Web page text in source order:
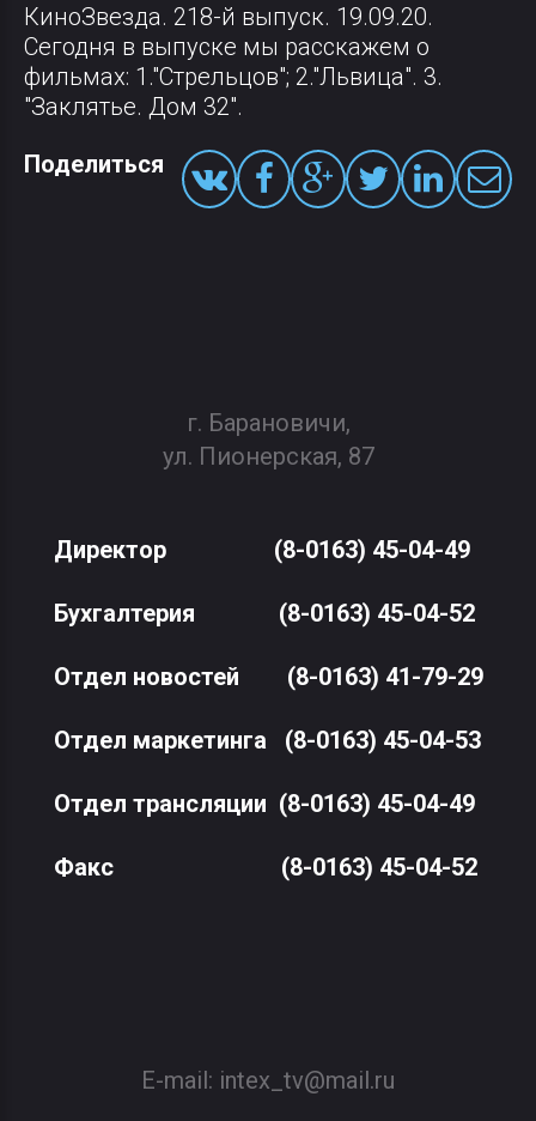
КиноЗвезда. 218-й выпуск. 19.09.20.
Сегодня в выпуске мы расскажем о
фильмах: 1."Стрельцов"; 2."Львица". 3.
"Заклятье. Дом 32".
Поделиться
г. Барановичи,
ул. Пионерская, 87
Директор (8-0163) 45-04-49
Бухгалтерия (8-0163) 45-04-52
Отдел новостей (8-0163) 41-79-29
Отдел маркетинга (8-0163) 45-04-53
Отдел трансляции (8-0163) 45-04-49
Факс(8-0163) 45-04-52
E-mail: intex_tv@mail.ru